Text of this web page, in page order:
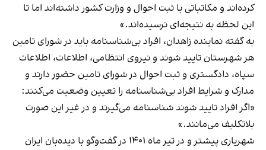
کرده‌اند و مکاتباتی با ثبت احوال و وزارت کشور داشته‌اند اما تا
این لحظه به نتیجه‌ای نرسیده‌اند.»
به گفته نماینده زاهدان، افراد بی‌شناسنامه باید در شورای تامین
هر شهرستان تایید شوند و نیروی انتظامی، اطلاعات، اطلاعات
سپاه، دادگستری و ثبت احوال در شورای تامین حضور دارند و
مدارک و شرایط افراد بی‌شناسنامه را تعیین وضعیت می‌کنند:
«اگر افراد تایید شوند شناسنامه می‌گیرند و در غیر این صورت
بلاتکلیف می‌مانند.»
شهریاری پیشتر و در تیر ماه ۱۴۰۱ در
گفت‌وگو با دیده‌بان ایران